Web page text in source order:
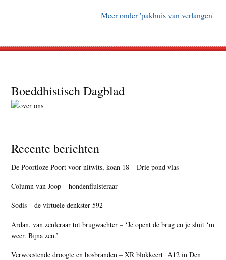
Meer onder 'pakhuis van verlangen'
Footer
Boeddhistisch Dagblad
Recente berichten
De Poortloze Poort voor nitwits, koan 18 – Drie pond vlas
Column van Joop – hondenfluisteraar
Sodis – de virtuele denkster 592
Ardan, van zenleraar tot brugwachter – ‘Je opent de brug en je sluit ‘m
weer. Bijna zen.’
Verwoestende droogte en bosbranden – XR blokkeert A12 in Den